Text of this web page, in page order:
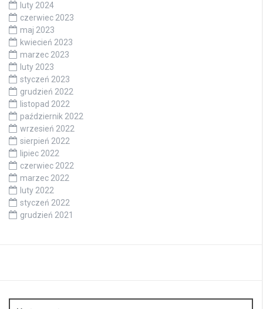
luty 2024
czerwiec 2023
maj 2023
kwiecień 2023
marzec 2023
luty 2023
styczeń 2023
grudzień 2022
listopad 2022
październik 2022
wrzesień 2022
sierpień 2022
lipiec 2022
czerwiec 2022
marzec 2022
luty 2022
styczeń 2022
grudzień 2021